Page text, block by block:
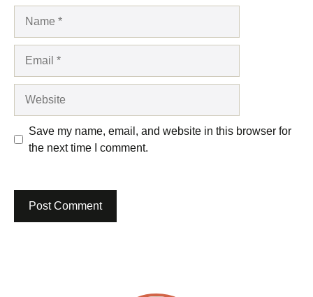
Save my name, email, and website in this browser for
the next time I comment.